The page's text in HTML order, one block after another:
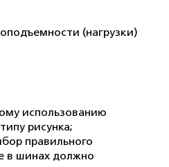
(нагрузки)
использованию
рисунка;
правильного
в шинах должно